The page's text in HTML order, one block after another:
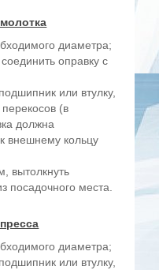
диаметра;
оправку с
или втулку,
перекосов (в
должна
внешнему кольцу
вытолкнуть
посадочного места.
диаметра;
или втулку,